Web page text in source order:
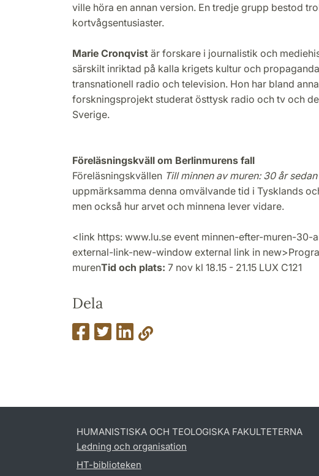
ville höra en annan version. En tredje grupp bestod
kortvågsentusiaster.
Marie Cronqvist är forskare i journalistik och
särskilt inriktad på kalla krigets kultur och
transnationell radio och television. Hon har bland
forskningsprojekt studerat östtysk radio och tv och
Sverige.
Föreläsningskväll om Berlinmurens fall
Föreläsningskvällen Till minnen av muren: 30 år
uppmärksamma denna omvälvande tid i Tysklands
men också hur arvet och minnena lever vidare.
<link https: www.lu.se event minnen-efter-muren-30-
external-link-new-window external link in
murenTid och plats: 7 nov kl 18.15 - 21.15 LUX C121
Dela
HUMANISTISKA OCH TEOLOGISKA FAKULTETERNA
Ledning och organisation
HT-biblioteken